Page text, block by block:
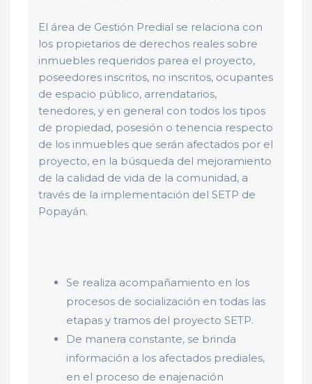
El área de Gestión Predial se relaciona con
los propietarios de derechos reales sobre
inmuebles requeridos parea el proyecto,
poseedores inscritos, no inscritos, ocupantes
de espacio público, arrendatarios,
tenedores, y en general con todos los tipos
de propiedad, posesión o tenencia respecto
de los inmuebles que serán afectados por el
proyecto, en la búsqueda del mejoramiento
de la calidad de vida de la comunidad, a
través de la implementación del SETP de
Popayán.
Se realiza acompañamiento en los
procesos de socialización en todas las
etapas y tramos del proyecto SETP.
De manera constante, se brinda
información a los afectados prediales,
en el proceso de enajenación